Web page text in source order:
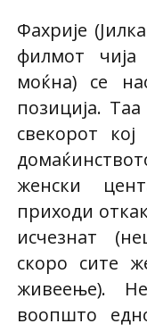
Фахрије
филмот
моќна) се
позиција.
свекорот
женски
приходи
исчезнат
скоро сите
живеење).
воопшто